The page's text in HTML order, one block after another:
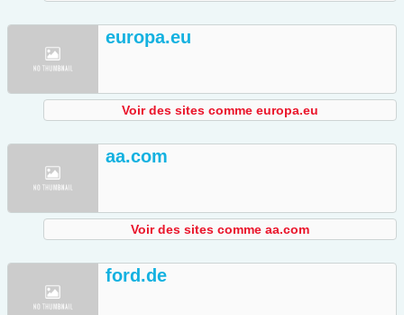
europa.eu
Voir des sites comme europa.eu
aa.com
Voir des sites comme aa.com
ford.de